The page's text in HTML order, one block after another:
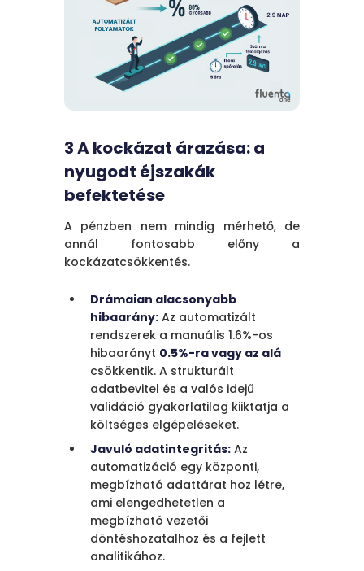
3 A kockázat árazása: a
nyugodt éjszakák
befektetése
A pénzben nem mindig mérhető, de
annál fontosabb előny a
kockázatcsökkentés.
Drámaian alacsonyabb
hibaarány: Az automatizált
rendszerek a manuális 1.6%-os
hibaarányt 0.5%-ra vagy az alá
csökkentik. A strukturált
adatbevitel és a valós idejű
validáció gyakorlatilag kiiktatja a
költséges elgépeléseket.
Javuló adatintegritás: Az
automatizáció egy központi,
megbízható adattárat hoz létre,
ami elengedhetetlen a
megbízható vezetői
döntéshozatalhoz és a fejlett
analitikához.